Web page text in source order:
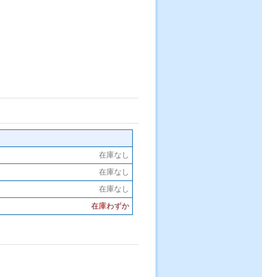
在庫なし
在庫なし
在庫なし
在庫わずか